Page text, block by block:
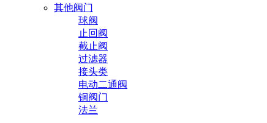
其他阀门
球阀
止回阀
截止阀
过滤器
接头类
电动二通阀
铜阀门
法兰